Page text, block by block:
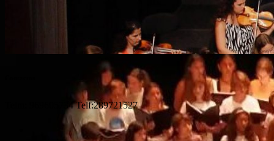
Telm: 969605734 Telf:289721527